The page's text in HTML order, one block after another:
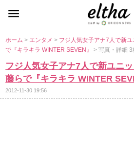
ホーム> エンタメ> フジ人気女子アナ7人で新
で『キラキラ WINTER SEVEN』> 写真・詳細 3
フジ人気女子アナ7人で新ユニ
藤らで『キラキラ WINTER
2012-11-30 19:56